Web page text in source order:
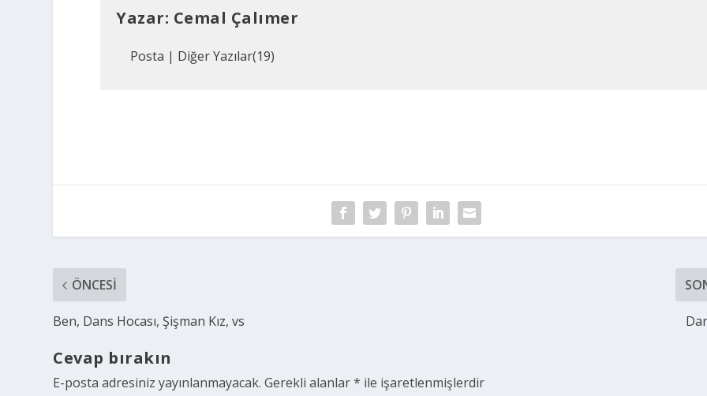
Yazar: Cemal Çalımer
Posta | Diğer Yazılar(19)
ÖNCESI
Ben, Dans Hocası, Şişman Kız, vs
Cevap bırakın
E-posta adresiniz yayınlanmayacak. Gerekli alanlar* ile işaretlenmişlerdir